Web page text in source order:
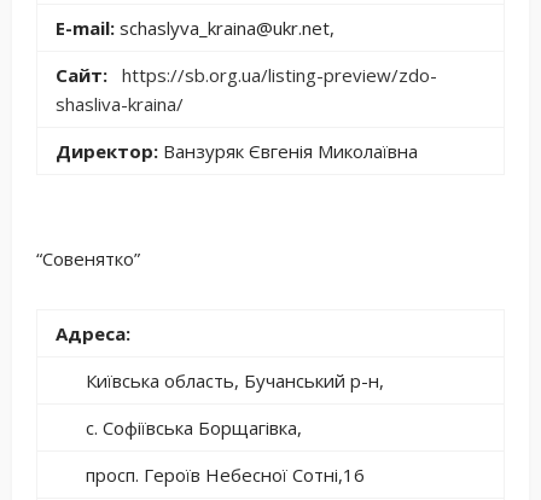
E-mail: schaslyva_kraina@ukr.net,
Сайт: https://sb.org.ua/listing-preview/zdo-
shasliva-kraina/
Директор: Ванзуряк Євгенія Миколаївна
“Совенятко”
Адреса:
Київська область, Бучанський р-н,
с. Софіївська Борщагівка,
просп. Героїв Небесної Сотні,16